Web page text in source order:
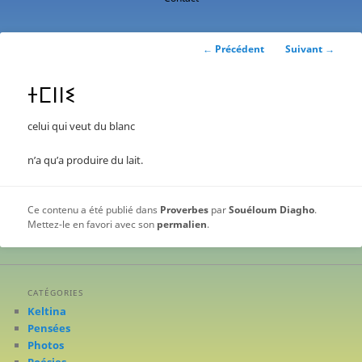
Navigation
← Précédent Suivant →
ⵜⵎⵏⵏⵉ
celui qui veut du blanc
n’a qu’a produire du lait.
Ce contenu a été publié dans Proverbes parSouéloum Diagho.
Mettez-le en favori avec son permalien.
CATÉGORIES
Keltina
Pensées
Photos